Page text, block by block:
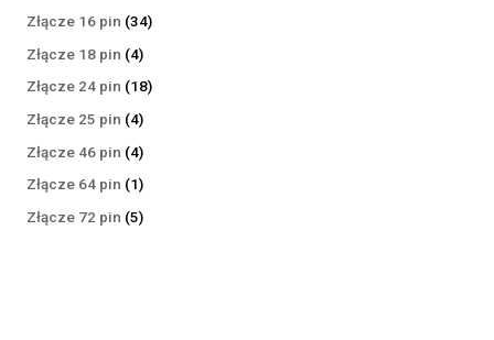
produkty
Złącze 16 pin 3434
Złącze 18 pin 44
produkty
Złącze 24 pin 1818
Złącze 25 pin 44
produkty
Złącze 46 pin 44
produkty
Złącze 64 pin 11
produkt
Złącze 72 pin 55